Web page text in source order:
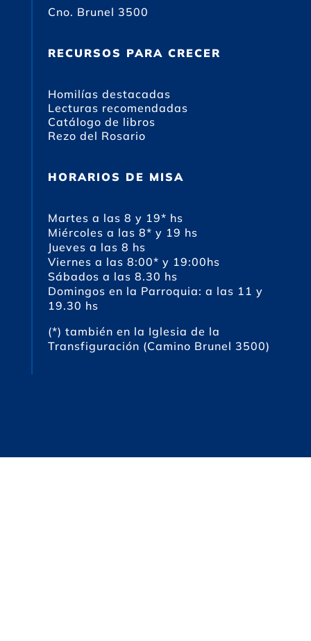
Cno. Brunel 3500
RECURSOS PARA CRECER
Homilías destacadas
Lecturas recomendadas
Catálogo de libros
Rezo del Rosario
HORARIOS DE MISA
Martes a las 8 y 19* hs
Miércoles a las 8* y 19 hs
Jueves a las 8 hs
Viernes a las 8:00* y 19:00hs
Sábados a las 8.30 hs
Domingos en la Parroquia: a las 11 y
19.30 hs
(*) también en la Iglesia de la
Transfiguración (Camino Brunel 3500)